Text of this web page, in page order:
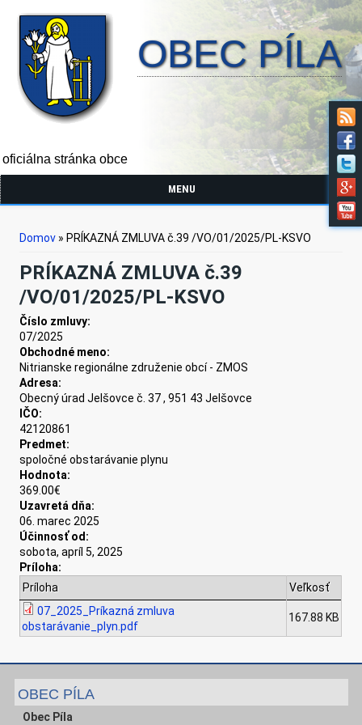
OBEC PÍLA
oficiálna stránka obce
MENU
Nachádzate sa tu
Domov » PRÍKAZNÁ ZMLUVA č.39 /VO/01/2025/PL-KSVO
PRÍKAZNÁ ZMLUVA č.39
/VO/01/2025/PL-KSVO
Číslo zmluvy:
07/2025
Obchodné meno:
Nitrianske regionálne združenie obcí - ZMOS
Adresa:
Obecný úrad Jelšovce č. 37 , 951 43 Jelšovce
IČO:
42120861
Predmet:
spoločné obstarávanie plynu
Hodnota:
369.00€
Uzavretá dňa:
06. marec 2025
Účinnosť od:
sobota, apríl 5, 2025
Príloha:
Príloha
Veľkosť
07_2025_Príkazná zmluva
obstarávanie_plyn.pdf
167.88 KB
OBEC PÍLA
Obec Píla